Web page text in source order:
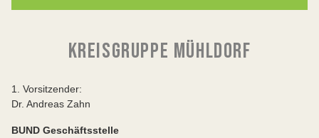
KREISGRUPPE MÜHLDORF
1. Vorsitzender:
Dr. Andreas Zahn
BUND Geschäftsstelle